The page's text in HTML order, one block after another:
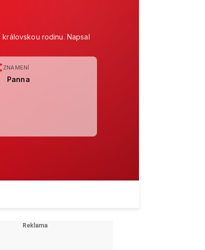
rodinu. Napsal
ZNAMENÍ
Panna